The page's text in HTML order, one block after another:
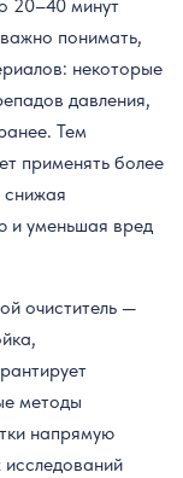
20–40 минут
понимать,
некоторые
давления,
Тем
применять более
и уменьшая вред
очиститель —
методы
напрямую